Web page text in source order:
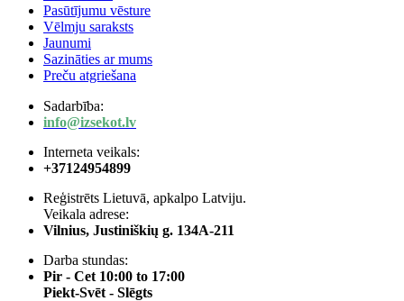
Pasūtījumu vēsture
Vēlmju saraksts
Jaunumi
Sazināties ar mums
Preču atgriešana
Sadarbība:
info@izsekot.lv
Interneta veikals:
+37124954899
Reģistrēts Lietuvā, apkalpo Latviju.
Veikala adrese:
Vilnius, Justiniškių g. 134A-211
Darba stundas:
Pir - Cet 10:00 to 17:00
Piekt-Svēt - Slēgts